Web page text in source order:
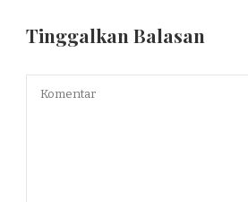
Tinggalkan Balasan